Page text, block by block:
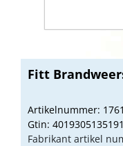
Fitt
Artikelnummer:
Gtin: 4019305135191
Fabrikant artikel